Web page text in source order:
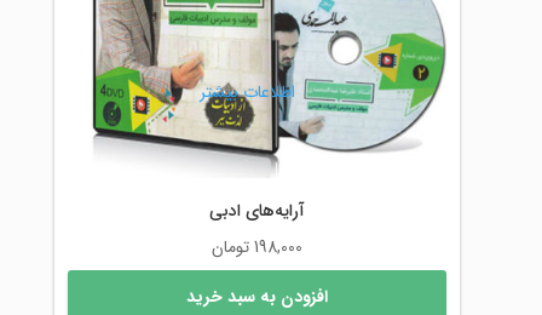
اطلاعات بیشتر
آرایه‌های ادبی
198,000تومان
افزودن به سبد خرید